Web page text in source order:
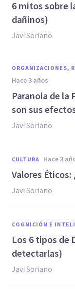
6 mitos sobre
dañinos)
Javi Soriano
ORGANIZACIONES,
hace 3 años
Paranoia de la
son sus
Javi Soriano
CULTURA hace 3
Valores
Javi Soriano
COGNICIÓN E
Los 6 tipos de
detectarlas)
Javi Soriano